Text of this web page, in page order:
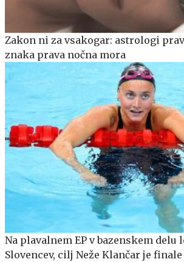
Zakon ni za vsakogar: astrologi
znaka prava nočna mora
Na plavalnem EP v bazenskem delu
Slovencev, cilj Neže Klančar je finale